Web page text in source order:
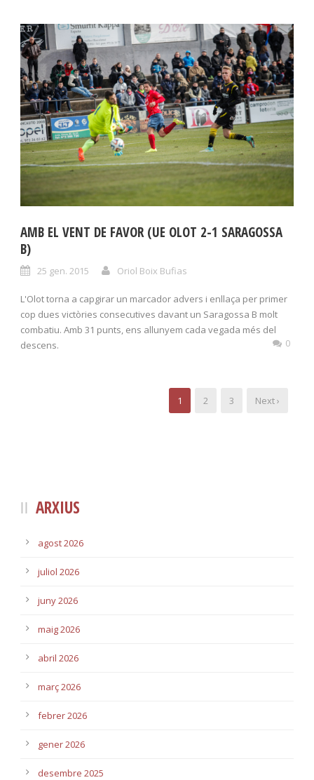
AMB EL VENT DE FAVOR (UE OLOT 2-1 SARAGOSSA
B)
25 gen. 2015 Oriol Boix Bufias
L'Olot torna a capgirar un marcador advers i enllaça per primer
cop dues victòries consecutives davant un Saragossa B molt
combatiu. Amb 31 punts, ens allunyem cada vegada més del
descens.
0
1 2 3 Next ›
ARXIUS
agost 2026
juliol 2026
juny 2026
maig 2026
abril 2026
març 2026
febrer 2026
gener 2026
desembre 2025